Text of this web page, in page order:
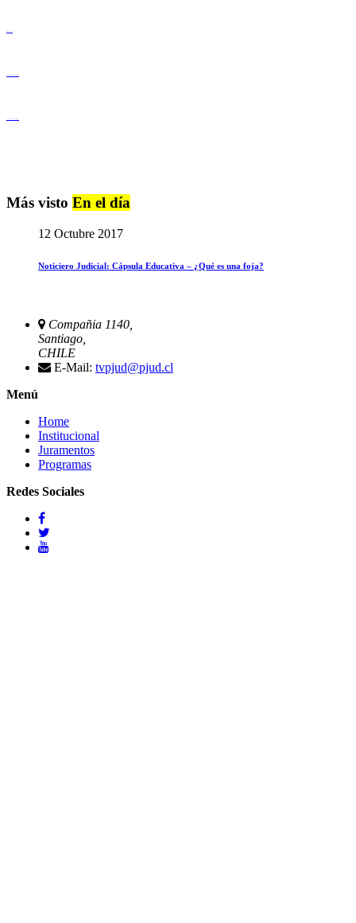
Más visto En el día
12 Octubre 2017
Noticiero Judicial: Cápsula Educativa – ¿Qué es una foja?
Compañia 1140,
Santiago,
CHILE
E-Mail: tvpjud@pjud.cl
Menú
Home
Institucional
Juramentos
Programas
Redes Sociales